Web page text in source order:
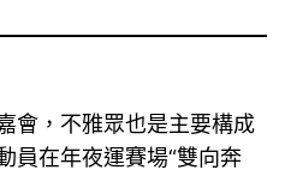
會，不雅眾也是主要構成
員在年夜運賽場“雙向奔